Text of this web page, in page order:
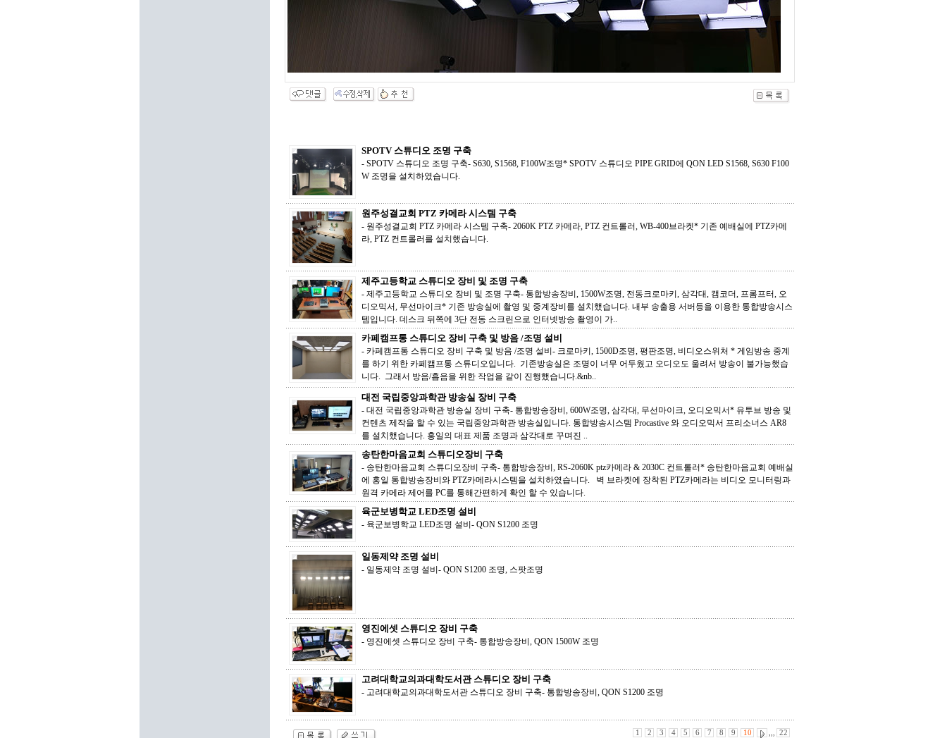
SPOTV 스튜디오 조명 구축
- SPOTV 스튜디오 조명 구축- S630, S1568, F100W조명* SPOTV 스튜디오 PIPE GRID에 QON LED S1568, S630 F100
W 조명을 설치하였습니다.
원주성결교회 PTZ 카메라 시스템 구축
- 원주성결교회 PTZ 카메라 시스템 구축- 2060K PTZ 카메라, PTZ 컨트롤러, WB-400브라켓* 기존 예배실에 PTZ카메
라, PTZ 컨트롤러를 설치했습니다.
제주고등학교 스튜디오 장비 및 조명 구축
- 제주고등학교 스튜디오 장비 및 조명 구축- 통합방송장비, 1500W조명, 전동크로마키, 삼각대, 캠코더, 프롬프터, 오
디오믹서, 무선마이크* 기존 방송실에 촬영 및 중계장비를 설치했습니다. 내부 송출용 서버등을 이용한 통합방송시스
템입니다. 데스크 뒤쪽에 3단 전동 스크린으로 인터넷방송 촬영이 가..
카페캠프통 스튜디오 장비 구축 및 방음 /조명 설비
- 카페캠프통 스튜디오 장비 구축 및 방음 /조명 설비- 크로마키, 1500D조명, 평판조명, 비디오스위처 * 게임방송 중계
를 하기 위한 카페캠프통 스튜디오입니다. 기존방송실은 조명이 너무 어두웠고 오디오도 울려서 방송이 불가능했습
니다. 그래서 방음/흡음을 위한 작업을 같이 진행했습니다.&nb..
대전 국립중앙과학관 방송실 장비 구축
- 대전 국립중앙과학관 방송실 장비 구축- 통합방송장비, 600W조명, 삼각대, 무선마이크, 오디오믹서* 유투브 방송 및
컨텐츠 제작을 할 수 있는 국립중앙과학관 방송실입니다. 통합방송시스템 Procastive 와 오디오믹서 프리소너스 AR8
를 설치했습니다. 홍일의 대표 제품 조명과 삼각대로 꾸며진 ..
송탄한마음교회 스튜디오장비 구축
- 송탄한마음교회 스튜디오장비 구축- 통합방송장비, RS-2060K ptz카메라 & 2030C 컨트롤러* 송탄한마음교회 예배실
에 홍일 통합방송장비와 PTZ카메라시스템을 설치하였습니다. 벽 브라켓에 장착된 PTZ카메라는 비디오 모니터링과
원격 카메라 제어를 PC를 통해간편하게 확인 할 수 있습니다.
육군보병학교 LED조명 설비
- 육군보병학교 LED조명 설비- QON S1200 조명
일동제약 조명 설비
- 일동제약 조명 설비- QON S1200 조명, 스팟조명
영진에셋 스튜디오 장비 구축
- 영진에셋 스튜디오 장비 구축- 통합방송장비, QON 1500W 조명
고려대학교의과대학도서관 스튜디오 장비 구축
- 고려대학교의과대학도서관 스튜디오 장비 구축- 통합방송장비, QON S1200 조명
1 2 3 4 5 6 7 8 9 10 ,,, 22